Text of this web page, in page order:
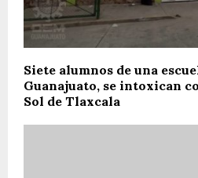
Siete alumnos de una
Guanajuato, se intoxican
Sol de Tlaxcala